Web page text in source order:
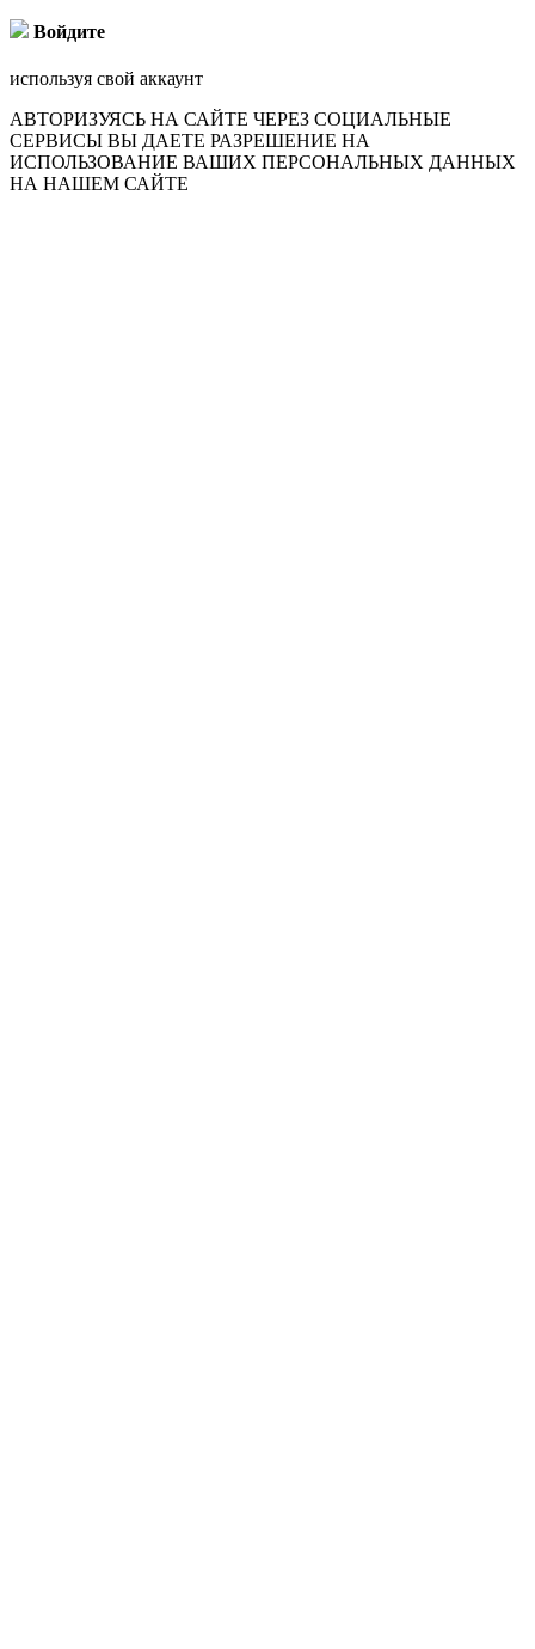
Войдите
используя свой аккаунт
АВТОРИЗУЯСЬ НА САЙТЕ ЧЕРЕЗ СОЦИАЛЬНЫЕ
СЕРВИСЫ ВЫ ДАЕТЕ РАЗРЕШЕНИЕ НА
ИСПОЛЬЗОВАНИЕ ВАШИХ ПЕРСОНАЛЬНЫХ ДАННЫХ
НА НАШЕМ САЙТЕ